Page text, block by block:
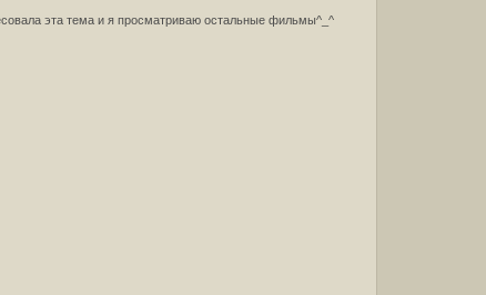
эта тема и я просматриваю остальные фильмы^_^